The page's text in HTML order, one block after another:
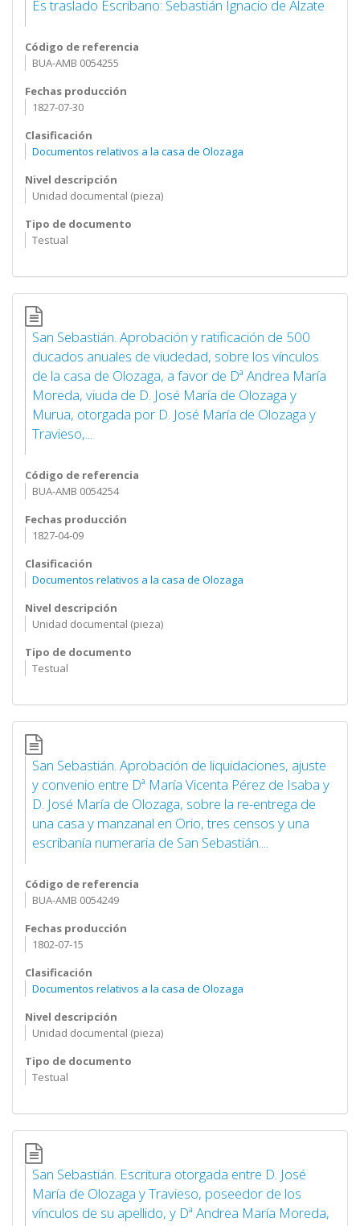
Es traslado Escribano: Sebastián Ignacio de Alzate
Código de referencia
BUA-AMB 0054255
Fechas producción
1827-07-30
Clasificación
Documentos relativos a la casa de Olozaga
Nivel descripción
Unidad documental (pieza)
Tipo de documento
Testual
San Sebastián. Aprobación y ratificación de 500
ducados anuales de viudedad, sobre los vínculos
de la casa de Olozaga, a favor de Dª Andrea María
Moreda, viuda de D. José María de Olozaga y
Murua, otorgada por D. José María de Olozaga y
Travieso,...
Código de referencia
BUA-AMB 0054254
Fechas producción
1827-04-09
Clasificación
Documentos relativos a la casa de Olozaga
Nivel descripción
Unidad documental (pieza)
Tipo de documento
Testual
San Sebastián. Aprobación de liquidaciones, ajuste
y convenio entre Dª María Vicenta Pérez de Isaba y
D. José María de Olozaga, sobre la re-entrega de
una casa y manzanal en Orio, tres censos y una
escribanía numeraria de San Sebastián....
Código de referencia
BUA-AMB 0054249
Fechas producción
1802-07-15
Clasificación
Documentos relativos a la casa de Olozaga
Nivel descripción
Unidad documental (pieza)
Tipo de documento
Testual
San Sebastián. Escritura otorgada entre D. José
María de Olozaga y Travieso, poseedor de los
vínculos de su apellido, y Dª Andrea María Moreda,